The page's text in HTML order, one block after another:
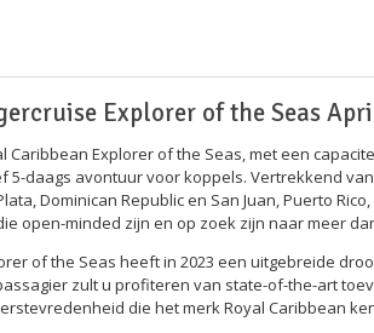
Explorer of the Seas
Caribbean Explorer of the Seas, met een
5-daags avontuur voor koppels. Vertrekkend
Dominican Republic en San Juan, Puerto
open-minded zijn en op zoek zijn naar meer
of the Seas heeft in 2023 een uitgebreide
zult u profiteren van state-of-the-art
die het merk Royal Caribbean